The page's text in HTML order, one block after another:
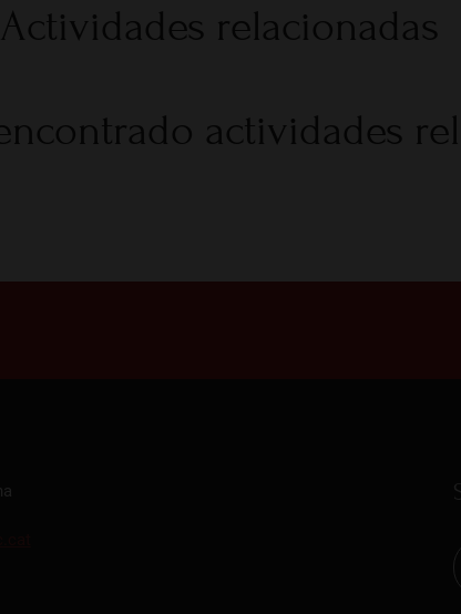
Actividades relacionadas
actividades